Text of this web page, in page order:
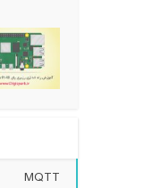
MQTT